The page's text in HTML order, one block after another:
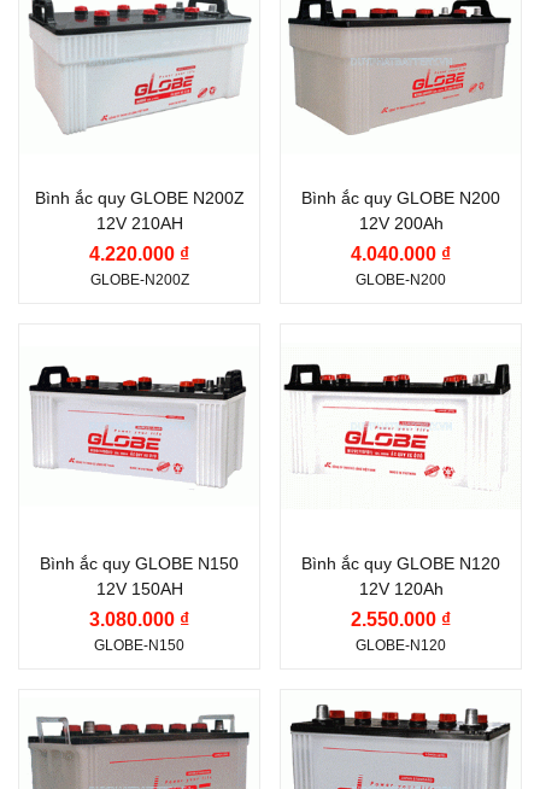
GLOBE
Điện thế (V):12 V
Dung lượng (Ah):210
Ah
(Châm Axit)
Vị trí cọc: Cọc nằm
ngang N
chuẩn
Nước sản xuất:Việt
Nam
Bình ắc quy GLOBE N200Z
12V 210AH
4.220.000 ₫
GLOBE-N200Z
GLOBE
Điện thế (V):12 V
Dung lượng (Ah):200
Ah
(Châm Axit)
Vị trí cọc: Cọc nằm
ngang N
Nước sản xuất:Việt
Nam
Bình ắc quy GLOBE N200
12V 200Ah
4.040.000 ₫
GLOBE-N200
GLOBE
Điện thế (V):12 V
Dung lượng (Ah):
150
(Châm Axit)
Vị trí cọc: Cọc nằm
ngang N
chuẩn
Nước sản xuất:Việt
Bình ắc quy GLOBE N150
12V 150AH
3.080.000 ₫
GLOBE-N150
GLOBE
Điện thế (V):12 V
Dung lượng (Ah):
120
(Châm Axit)
Vị trí cọc: Cọc nằm
ngang N
chuẩn
Nước sản xuất: Việt
Bình ắc quy GLOBE N120
12V 120Ah
2.550.000 ₫
GLOBE-N120
Thương hiệu ắc quy:
GLOBE
Thương hiệu ắc quy:
GLOBE